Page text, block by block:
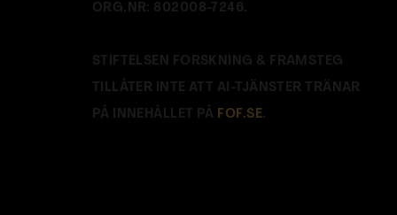
ORG.NR: 802008-7246.
STIFTELSEN FORSKNING & FRAMSTEG
TILLÅTER INTE ATT AI-TJÄNSTER TRÄNAR
PÅ INNEHÅLLET PÅ FOF.SE.